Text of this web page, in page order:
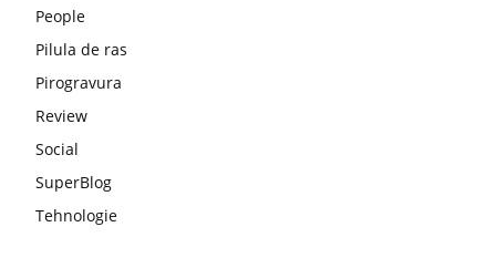
People
Pilula de ras
Pirogravura
Review
Social
SuperBlog
Tehnologie